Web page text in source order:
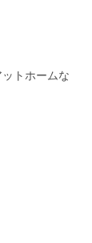
トホームな